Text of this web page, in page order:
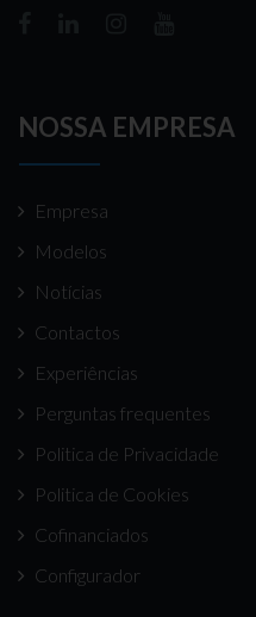
NOSSA EMPRESA
Empresa
Modelos
Notícias
Contactos
Experiências
Perguntas frequentes
Politica de Privacidade
Politica de Cookies
Cofinanciados
Configurador